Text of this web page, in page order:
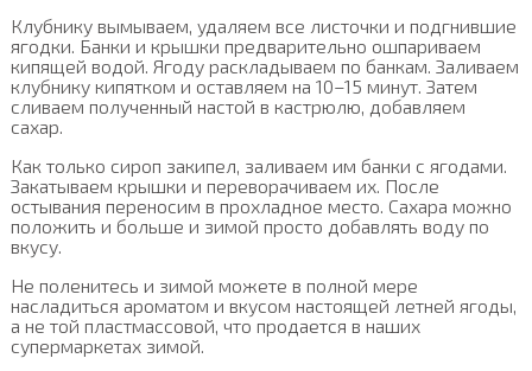
Клубнику вымываем, удаляем все листочки и подгнившие
ягодки. Банки и крышки предварительно ошпариваем
кипящей водой. Ягоду раскладываем по банкам. Заливаем
клубнику кипятком и оставляем на 10–15 минут. Затем
сливаем полученный настой в кастрюлю, добавляем
сахар.
Как только сироп закипел, заливаем им банки с ягодами.
Закатываем крышки и переворачиваем их. После
остывания переносим в прохладное место. Сахара можно
положить и больше и зимой просто добавлять воду по
вкусу.
Не поленитесь и зимой можете в полной мере
насладиться ароматом и вкусом настоящей летней ягоды,
а не той пластмассовой, что продается в наших
супермаркетах зимой.